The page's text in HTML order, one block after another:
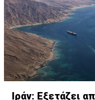
Ιράν: Εξετάζει